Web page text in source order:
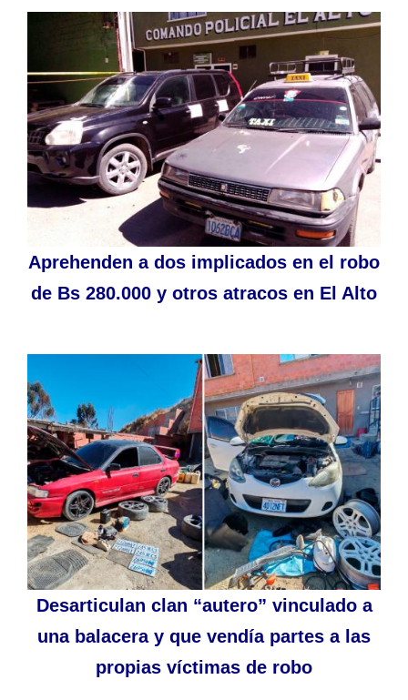
Aprehenden a dos implicados en el robo
de Bs 280.000 y otros atracos en El Alto
Desarticulan clan “autero” vinculado a
una balacera y que vendía partes a las
propias víctimas de robo